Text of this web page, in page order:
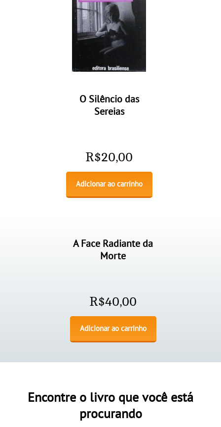
O Silêncio das
Sereias
R$20,00
Adicionar ao carrinho
A Face Radiante da
Morte
R$40,00
Adicionar ao carrinho
Encontre o livro que você está
procurando